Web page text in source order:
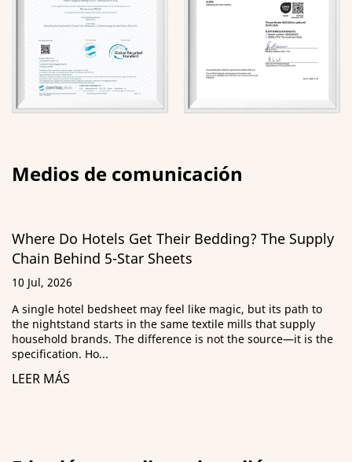
Medios de comunicación
Get Their Bedding? The Supply
Sheets
may feel like magic, but its path to
the same textile mills that supply
difference is not the source—it is the
Guía de
¿Qué significa
de adquisiciones
porque estuvieran